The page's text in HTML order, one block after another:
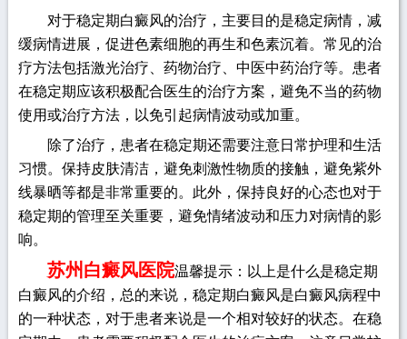
对于稳定期白癜风的治疗，主要目的是稳定病情，减
缓病情进展，促进色素细胞的再生和色素沉着。常见的治
疗方法包括激光治疗、药物治疗、中医中药治疗等。患者
在稳定期应该积极配合医生的治疗方案，避免不当的药物
使用或治疗方法，以免引起病情波动或加重。
除了治疗，患者在稳定期还需要注意日常护理和生活
习惯。保持皮肤清洁，避免刺激性物质的接触，避免紫外
线暴晒等都是非常重要的。此外，保持良好的心态也对于
稳定期的管理至关重要，避免情绪波动和压力对病情的影
响。
苏州白癜风医院温馨提示：以上是什么是稳定期
白癜风的介绍，总的来说，稳定期白癜风是白癜风病程中
的一种状态，对于患者来说是一个相对较好的状态。在稳